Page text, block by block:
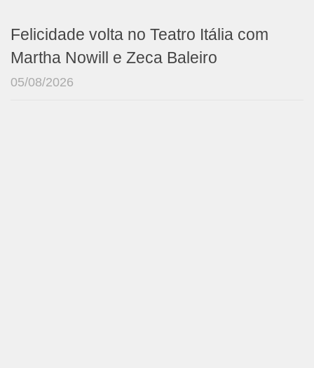
Felicidade volta no Teatro Itália com
Martha Nowill e Zeca Baleiro
05/08/2026